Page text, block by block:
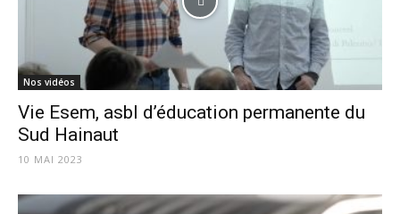
Nos vidéos
Vie Esem, asbl d’éducation permanente du
Sud Hainaut
10 MAI 2023